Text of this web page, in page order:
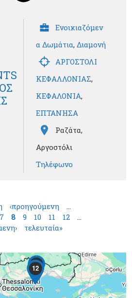
Ενοικιαζόμεν
α Δωμάτια, Διαμονή
ΑΡΓΟΣΤΟΛΙ
ΚΕΦΑΛΛΟΝΙΑΣ,
ΚΕΦΑΛΟΝΙΑ,
ΕΠΤΑΝΗΣΑ
Ραζάτα,
Αργοστόλι
Τηλέφωνο
‹προηγούμενη
7 8 9 10 11 12
τελευταία»
3
12